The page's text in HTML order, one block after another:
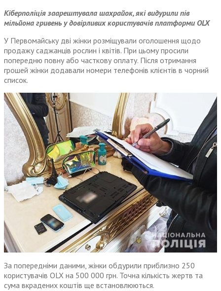
Кіберполіція заарештувала шахрайок, які видурили пів
мільйона гривень у довірливих користувачів платформи OLX
У Первомайську дві жінки розміщували оголошення щодо
продажу саджанців рослин і квітів. При цьому просили
попередню повну або часткову оплату. Після отримання
грошей жінки додавали номери телефонів клієнтів в чорний
список.
За попередніми даними, жінки обдурили приблизно 250
користувачів OLX на 500 000 грн. Точна кількість жертв та
сума вкрадених коштів ще встановлюються.